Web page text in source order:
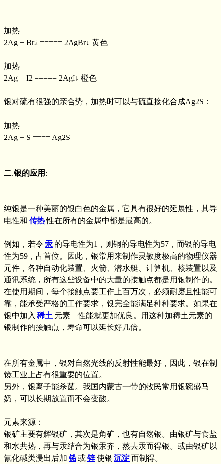
加热
2Ag + Br2 ===== 2AgBr↓ 黄色
加热
2Ag + I2 ===== 2AgI↓ 橙色
银对硫有很强的亲合势，加热时可以与硫直接化合成Ag2S：
加热
2Ag + S ==== Ag2S
二.银的应用 :
纯银是一种美丽的银白色的金属，它具有很好的延展性，其导
电性和 传热性在所有的金属中都是最高的。
例如，若令 汞 的导电性为1，则铜的导电性为57，而银的导电
性为59，占首位。因此，银常用来制作灵敏度极高的物理仪器
元件，各种自动化装置、火箭、潜水艇、计算机、核装置以及
通讯系统，所有这些设备中的大量的接触点都是用银制作的。
在使用期间，每个接触点要工作上百万次，必须耐磨且性能可
靠，能承受严格的工作要求，银完全能满足种种要求。如果在
银中加入 稀土 元素，性能就更加优良。用这种加稀土元素的
银制作的接触点，寿命可以延长好几倍。
在所有金属中，银对自然光线的反射性能最好，因此，银在制
镜工业上占有很重要的位置。
另外，银离子能杀菌。我国内蒙古一带的牧民常用银碗盛马
奶，可以长期放置而不会变酸。
元素来源：
银矿主要有辉银矿，其次是角矿，也有自然银。由银矿与食盐
和水共热，再与汞结合为银汞齐，蒸去汞而得银。或由银矿以
氰化碱类浸出后加 铅或锌使银 沉淀而制得。